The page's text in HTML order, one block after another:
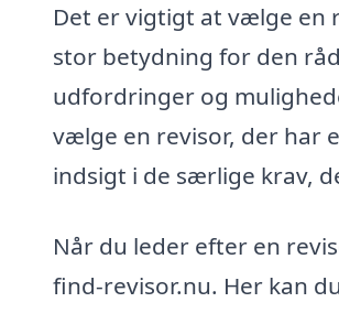
Det er vigtigt at vælge en
stor betydning for den
udfordringer og
vælge en revisor, der har
indsigt i de særlige krav,
Når du leder efter en
find-revisor.nu. Her kan